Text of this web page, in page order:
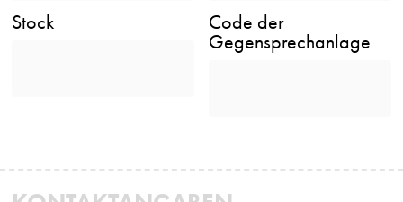
Stock
Code der
Gegensprechanlage